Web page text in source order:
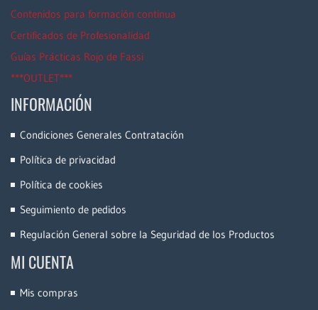
Contenidos para formación continua
Certificados de Profesionalidad
Guías Prácticas Rojo de Fassi
***OUTLET***
INFORMACIÓN
Condiciones Generales Contratación
Política de privacidad
Política de cookies
Seguimiento de pedidos
Regulación General sobre la Seguridad de los Productos
MI CUENTA
Mis compras